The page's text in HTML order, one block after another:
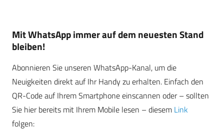
Mit WhatsApp immer auf dem neuesten Stand
bleiben!
Abonnieren Sie unseren WhatsApp-Kanal, um die
Neuigkeiten direkt auf Ihr Handy zu erhalten. Einfach den
QR-Code auf Ihrem Smartphone einscannen oder – sollten
Sie hier bereits mit Ihrem Mobile lesen – diesem Link
folgen: